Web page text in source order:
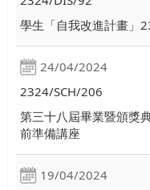
學生「自我改進計畫」
24/04/2024
2324/SCH/206
第三十八屆畢業暨頒獎
前準備講座
19/04/2024